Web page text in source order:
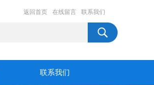
返回首页 在线留言 联系我们
联系我们